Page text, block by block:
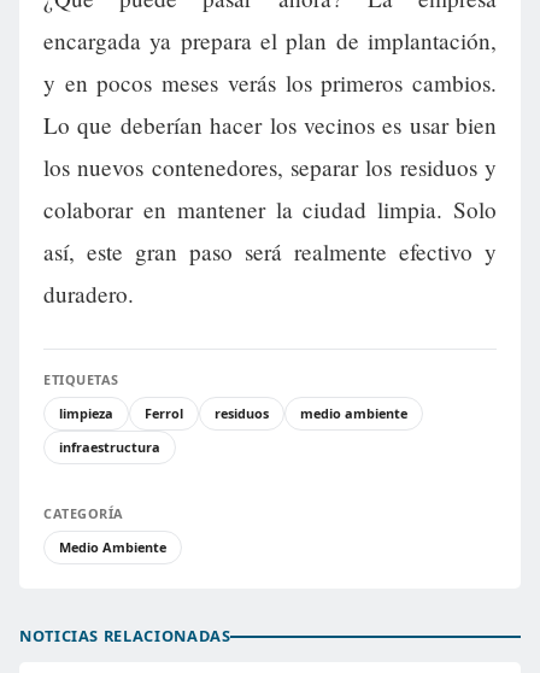
encargada ya prepara el plan de implantación,
y en pocos meses verás los primeros cambios.
Lo que deberían hacer los vecinos es usar bien
los nuevos contenedores, separar los residuos y
colaborar en mantener la ciudad limpia. Solo
así, este gran paso será realmente efectivo y
duradero.
ETIQUETAS
limpieza
Ferrol residuos
medio ambiente
infraestructura
CATEGORÍA
Medio Ambiente
NOTICIAS RELACIONADAS